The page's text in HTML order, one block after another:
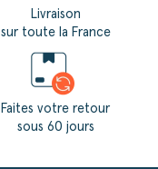
Livraison
sur toute la France
Faites votre retour
sous 60 jours